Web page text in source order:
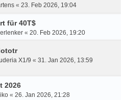
« 23. Feb 2026, 19:04
für 40T$
« 20. Feb 2026, 19:20
X1/9 « 31. Jan 2026, 13:59
2026
« 26. Jan 2026, 21:28